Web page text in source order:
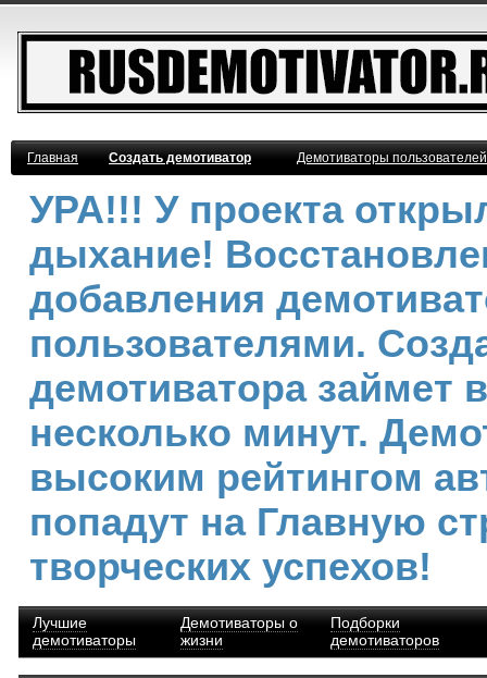
Главная Создать демотиватор Демотиваторы
УРА!!! У проекта
дыхание!
добавления
пользователями.
демотиватора займет
несколько минут.
высоким рейтингом
попадут на Главную
творческих успехов!
Лучшие
демотиваторы
Демотиваторы о
жизни
Подборки
демотиваторов